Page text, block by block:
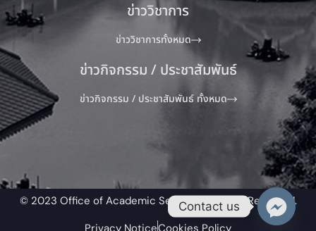
ข่าววิชาการ
ข่าววิชาการทั้งหมด
ข่าวกิจกรรม / ประชาสัมพันธ์
ข่าวกิจกรรม / ประชาสัมพันธ์ ทั้งหมด
© 2023 Office of Academic Service All Rights Reserved.​
Contact us